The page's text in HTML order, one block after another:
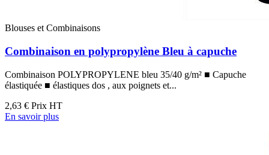
Blouses et Combinaisons
Combinaison en polypropylène Bleu à capuche
Combinaison POLYPROPYLENE bleu 35/40 g/m² ■ Capuche
élastiquée ■ élastiques dos , aux poignets et...
2,63 € Prix HT
En savoir plus